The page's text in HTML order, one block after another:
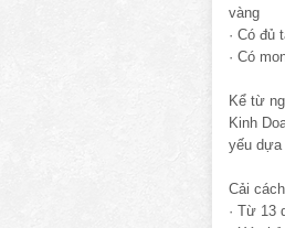
vàng
· Có đủ
· Có
Kể từ
Kinh
yếu dựa
Cải
· Từ 13